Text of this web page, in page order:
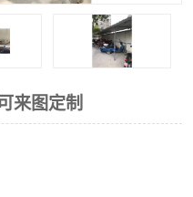
来图定制